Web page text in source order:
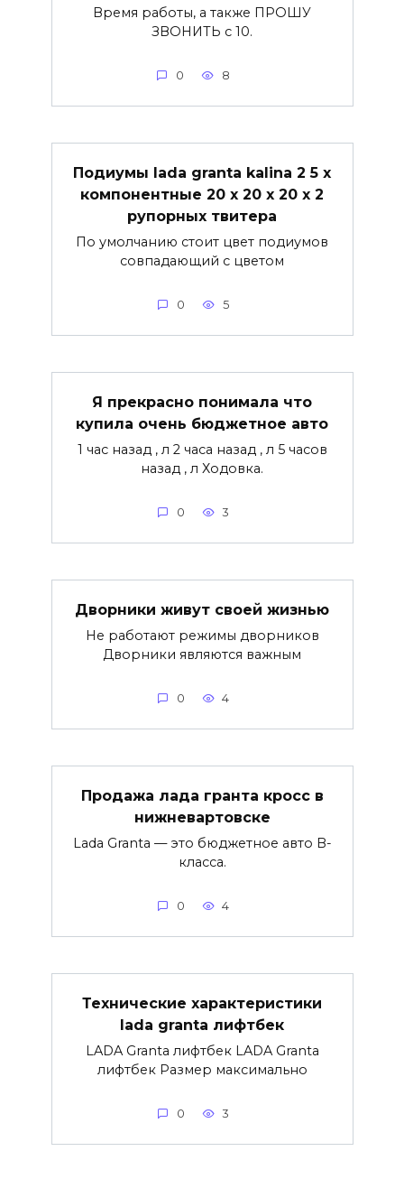
Время работы, а также ПРОШУ
ЗВОНИТЬ с 10.
0 8
Подиумы lada granta kalina 2 5 х
компонентные 20 х 20 х 20 х 2
рупорных твитера
По умолчанию стоит цвет подиумов
совпадающий с цветом
0 5
Я прекрасно понимала что
купила очень бюджетное авто
1 час назад , л 2 часа назад , л 5 часов
назад , л Ходовка.
0 3
Дворники живут своей жизнью
Не работают режимы дворников
Дворники являются важным
0 4
Продажа лада гранта кросс в
нижневартовске
Lada Granta — это бюджетное авто B-
класса.
0 4
Технические характеристики
lada granta лифтбек
LADA Granta лифтбек LADA Granta
лифтбек Размер максимально
0 3